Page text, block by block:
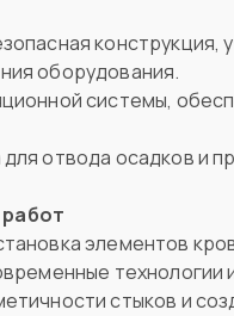
конструкция,
оборудования.
системы,
отвода осадков и
элементов
технологии
стыков и